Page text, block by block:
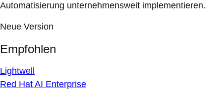
Automatisierung unternehmensweit implementieren.
Neue Version
Empfohlen
Lightwell
Red Hat AI Enterprise